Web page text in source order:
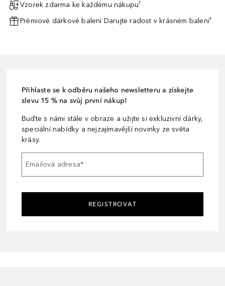
Vzorek zdarma ke každému nákupu¹
Prémiové dárkové balení Darujte radost v krásném balení¹
Přihlaste se k odběru našeho newsletteru a získejte
slevu 15 % na svůj první nákup!
Buďte s námi stále v obraze a užijte si exkluzivní dárky,
speciální nabídky a nejzajímavější novinky ze světa
krásy.
Emailová adresa*
REGISTROVAT